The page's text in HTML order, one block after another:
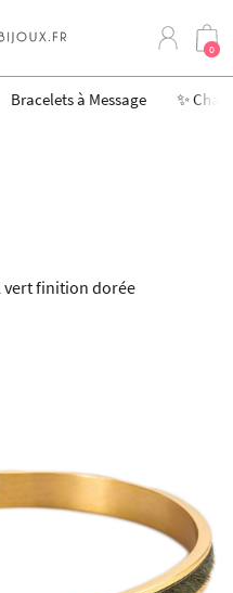
0
Bracelets à Message ✨
vert finition dorée